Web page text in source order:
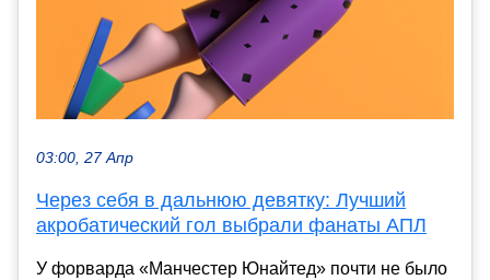
03:00, 27 Апр
Через себя в дальнюю девятку: Лучший
акробатический гол выбрали фанаты АПЛ
У форварда «Манчестер Юнайтед» почти не было